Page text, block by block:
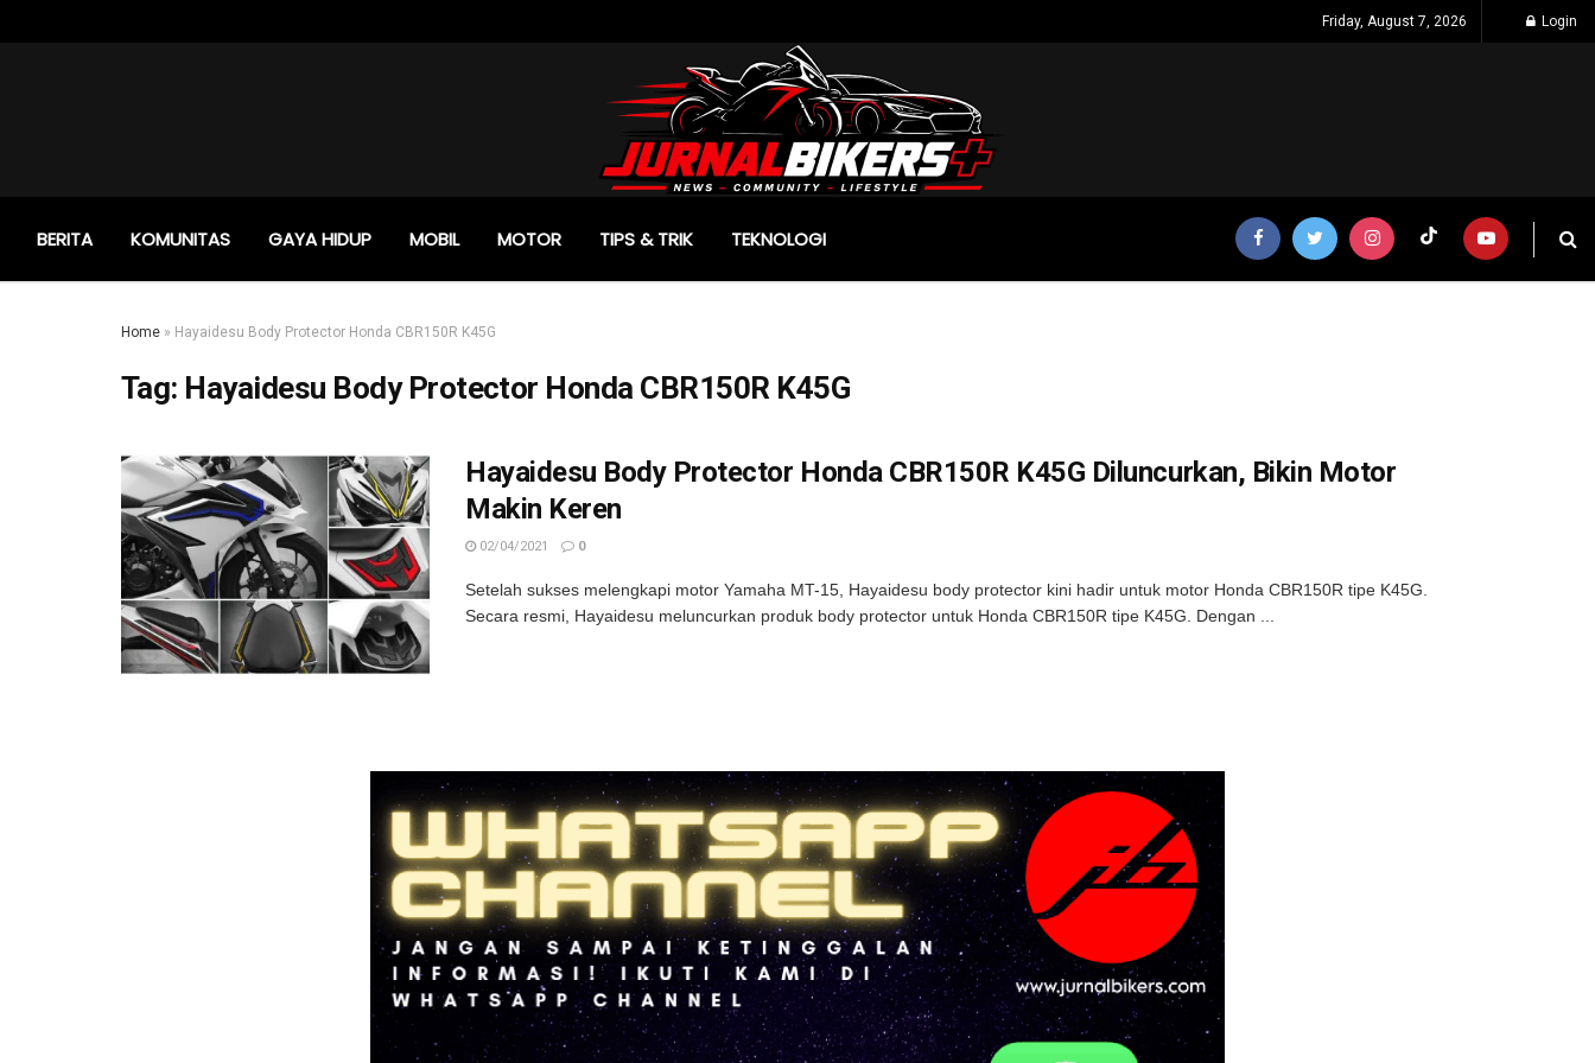
Friday, August 7, 2026 Login
BERITA KOMUNITAS GAYA HIDUP MOBIL MOTOR TIPS & TRIK TEKNOLOGI
Home » Hayaidesu Body Protector Honda CBR150R K45G
Tag: Hayaidesu Body Protector Honda CBR150R K45G
Hayaidesu Body Protector Honda CBR150R K45G Diluncurkan, Bikin Motor
Makin Keren
02/04/2021 0
Setelah sukses melengkapi motor Yamaha MT-15, Hayaidesu body protector kini hadir untuk motor Honda CBR150R tipe K45G.
Secara resmi, Hayaidesu meluncurkan produk body protector untuk Honda CBR150R tipe K45G. Dengan ...